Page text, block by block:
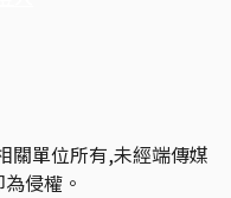
關單位所有,未經端傳媒
侵權。